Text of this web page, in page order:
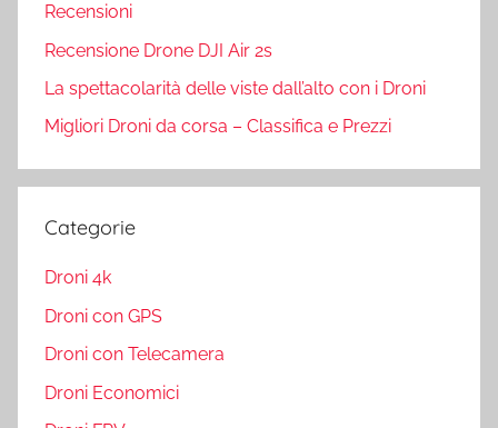
Recensioni
Recensione Drone DJI Air 2s
La spettacolarità delle viste dall’alto con i Droni
Migliori Droni da corsa – Classifica e Prezzi
Categorie
Droni 4k
Droni con GPS
Droni con Telecamera
Droni Economici